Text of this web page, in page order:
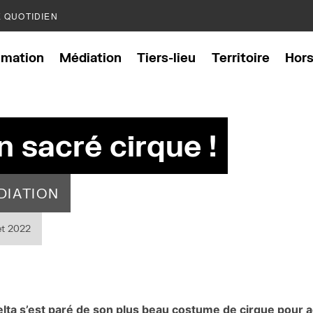
Médiation Tiers-lieu Territoire
sacré cirque !
2022
s’est paré de son plus beau costume de cirque pour